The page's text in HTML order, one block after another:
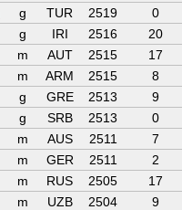
g TUR 2519
0
g IRI 2516
20
m AUT 2515
17
m ARM 2515
8
g GRE 2513
9
g SRB 2513
0
m AUS 2511
7
m GER 2511
2
m RUS 2505
17
m UZB 2504
9